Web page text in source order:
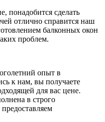
понадобится сделать
отлично справится наш
балконных окон
проблем.
опыт в
к нам, вы получаете
для вас цене.
в строго